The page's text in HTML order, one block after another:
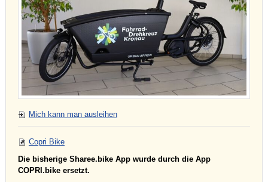
Mich kann man ausleihen
Copri Bike
Die bisherige Sharee.bike App wurde durch die App
COPRI.bike ersetzt.